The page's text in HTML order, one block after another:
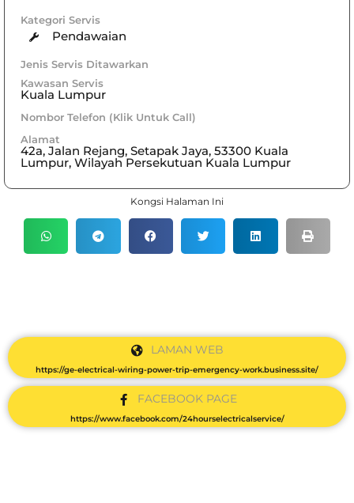
Kategori Servis
Pendawaian
Jenis Servis Ditawarkan
Kawasan Servis
Kuala Lumpur
Nombor Telefon (Klik Untuk Call)
Alamat
42a, Jalan Rejang, Setapak Jaya, 53300 Kuala
Lumpur, Wilayah Persekutuan Kuala Lumpur
Kongsi Halaman Ini
LAMAN WEB
https://ge-electrical-wiring-power-trip-emergency-work.business.site/
FACEBOOK PAGE
https://www.facebook.com/24hourselectricalservice/